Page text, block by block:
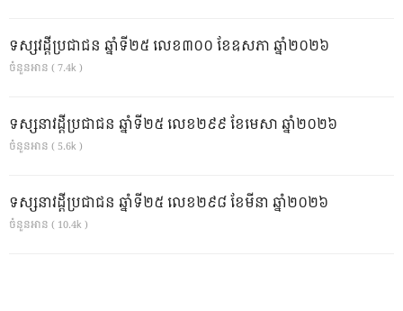
ទស្សវដ្តីប្រជាជន ឆ្នាំទី២៥ លេខ៣០០ ខែឧសភា ឆ្នាំ២០២៦
ចំនួនអាន ( 7.4k )
ទស្សនាវដ្ដីប្រជាជន ឆ្នាំទី២៥ លេខ២៩៩ ខែមេសា ឆ្នាំ២០២៦
ចំនួនអាន ( 5.6k )
ទស្សនាវដ្ដីប្រជាជន ឆ្នាំទី២៥ លេខ២៩៨ ខែមីនា ឆ្នាំ២០២៦
ចំនួនអាន ( 10.4k )